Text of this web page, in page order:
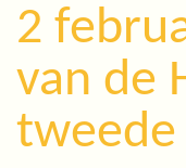
2
van de
tweede